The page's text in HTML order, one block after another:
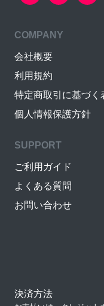
COMPANY
会社概要
利用規約
特定商取引に基づく
個人情報保護方針
SUPPORT
ご利用ガイド
よくある質問
お問い合わせ
決済方法